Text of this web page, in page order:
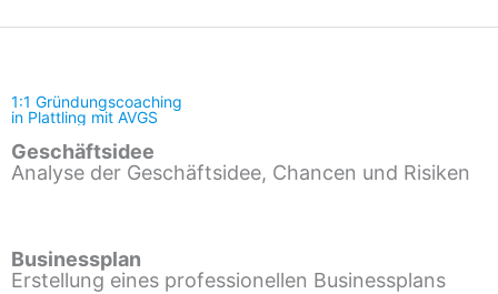
1:1 Gründungscoaching
in Plattling mit AVGS
Geschäftsidee
Analyse der Geschäftsidee, Chancen und Risiken
Businessplan
Erstellung eines professionellen Businessplans